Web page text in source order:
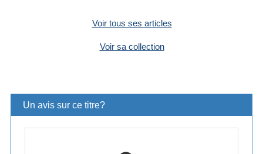
Voir tous ses articles
Voir sa collection
Un avis sur ce titre?